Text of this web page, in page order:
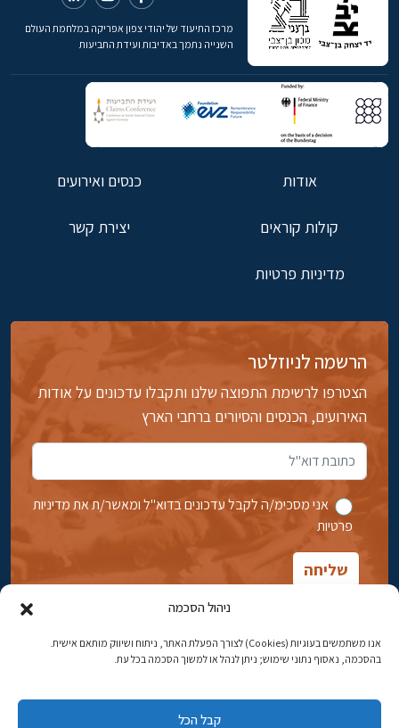
ניהול הסכמה
אנו משתמשים בעוגיות (Cookies) לצורך הפעלת האתר, ניתוח ושיווק מותאם אישית.
בהסכמה, נאסוף נתוני שימוש; ניתן לנהל או למשוך הסכמה בכל עת.
קבל הכל
מרכז התיעוד של יהודי צפון אפריקה במלחמת העולם
השנייה נתמך באדיבות ועידת התביעות
אודות כנסים ואירועים
קולות קוראים יצירת קשר
מדיניות פרטיות
הרשמה לניוזלטר
הצטרפו לרשימת התפוצה שלנו ותקבלו עדכונים על אודות
האירועים, הכנסים והסיורים ברחבי הארץ
אני מסכימ/ה לקבל עדכונים בדוא''ל ומאשר/ת את מדיניות
פרטיות
אבן גבירול 14, רחביה, ירושלים
טלפון:02-5398869